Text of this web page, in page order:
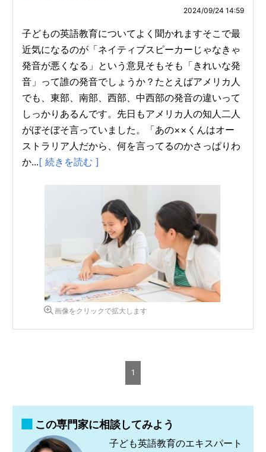
2024/09/24 14:59
子どもの英語教育についてよく聞かれますそこで最
近気になるのが「ネイティブスピーカーじゃなきゃ
発音が悪くなる」という意見そもそも「きれいな発
音」って誰の発音でしょうか？たとえばアメリカ人
でも、東部、南部、西部、中西部の発音の違いって
しっかりあるんです。先日もアメリカ人の知人二人
がぼそぼそ言っていました。「あの××くんはオー
ストラリア人だから、何を言ってるのかさっぱりわ
か...[ 続きを読む ]
画像をクリックで拡大します
1
この専門家に相談してみよう
子ども英語教育のエキスパート